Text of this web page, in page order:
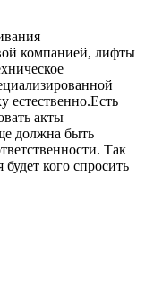
компанией, лифты
естественно.Есть
акты
должна быть
Так
будет кого спросить